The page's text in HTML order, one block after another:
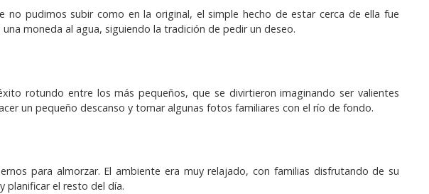
pudimos subir como en la original, el simple hecho de estar cerca de ella fue
moneda al agua, siguiendo la tradición de pedir un deseo.
rotundo entre los más pequeños, que se divirtieron imaginando ser valientes
un pequeño descanso y tomar algunas fotos familiares con el río de fondo.
para almorzar. El ambiente era muy relajado, con familias disfrutando de su
planificar el resto del día.